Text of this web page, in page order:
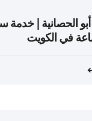
الحصانية | خدمة